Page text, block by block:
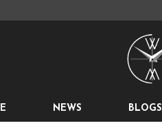
NEWS BLOGS